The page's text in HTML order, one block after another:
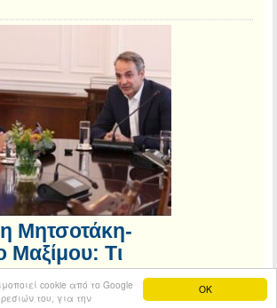
OK
cookie από το Google
του, για την
Μητσοτάκη-
Μαξίμου: Τι